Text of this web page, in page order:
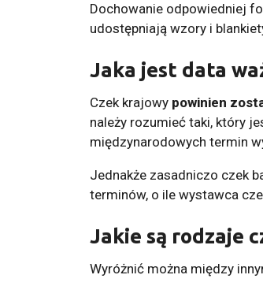
Dochowanie odpowiedniej
udostępniają wzory i
Jaka jest data
Czek krajowy powinien
należy rozumieć taki, który
międzynarodowych termin
Jednakże zasadniczo czek
terminów, o ile wystawca
Jakie są rodzaje
Wyróżnić można między